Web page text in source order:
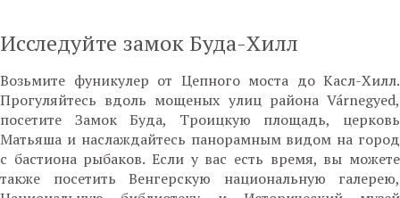
Исследуйте замок Буда-Хилл
Возьмите фуникулер от Цепного моста до Касл-Хилл.
Прогуляйтесь вдоль мощеных улиц района Várnegyed,
посетите Замок Буда, Троицкую площадь, церковь
Матьяша и наслаждайтесь панорамным видом на город
с бастиона рыбаков. Если у вас есть время, вы можете
также посетить Венгерскую национальную галерею,